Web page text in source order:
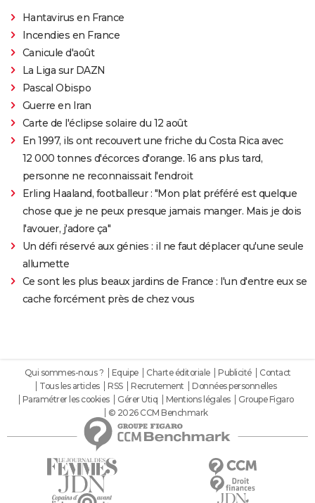
Hantavirus en France
Incendies en France
Canicule d'août
La Liga sur DAZN
Pascal Obispo
Guerre en Iran
Carte de l'éclipse solaire du 12 août
En 1997, ils ont recouvert une friche du Costa Rica avec
12 000 tonnes d'écorces d'orange. 16 ans plus tard,
personne ne reconnaissait l'endroit
Erling Haaland, footballeur : "Mon plat préféré est quelque
chose que je ne peux presque jamais manger. Mais je dois
l'avouer, j'adore ça"
Un défi réservé aux génies : il ne faut déplacer qu'une seule
allumette
Ce sont les plus beaux jardins de France : l'un d'entre eux se
cache forcément près de chez vous
Qui sommes-nous ? Equipe Charte éditoriale Publicité
Contact
Tous les articles
RSS Recrutement
Données personnelles
Paramétrer les cookies
Gérer Utiq Mentions légales
Groupe Figaro
© 2026 CCM Benchmark